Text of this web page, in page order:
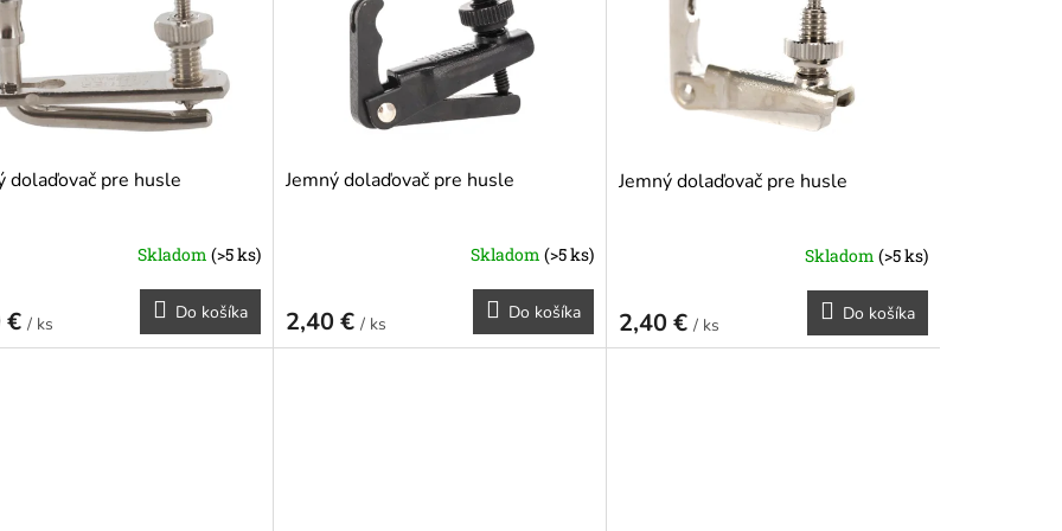
dolaďovač pre husle
Skladom (>5 ks)
€ / ks
Do košíka
Jemný dolaďovač pre husle
Skladom (>5 ks)
2,40 € / ks
Do košíka
Jemný dolaďovač pre husle
Skladom (>5 ks)
2,40 € / ks
Do košíka